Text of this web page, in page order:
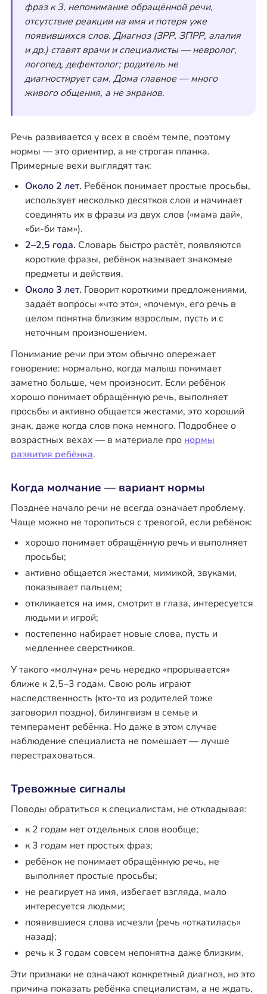
фраз к 3, непонимание обращённой речи,
отсутствие реакции на имя и потеря уже
появившихся слов. Диагноз (ЗРР, ЗПРР, алалия
и др.) ставят врачи и специалисты — невролог,
логопед, дефектолог; родитель не
диагностирует сам. Дома главное — много
живого общения, а не экранов.
Речь развивается у всех в своём темпе, поэтому
нормы — это ориентир, а не строгая планка.
Примерные вехи выглядят так:
Около 2 лет. Ребёнок понимает простые просьбы,
использует несколько десятков слов и начинает
соединять их в фразы из двух слов («мама дай»,
«би-би там»).
2–2,5 года. Словарь быстро растёт, появляются
короткие фразы, ребёнок называет знакомые
предметы и действия.
Около 3 лет. Говорит короткими предложениями,
задаёт вопросы «что это», «почему», его речь в
целом понятна близким взрослым, пусть и с
неточным произношением.
Понимание речи при этом обычно опережает
говорение: нормально, когда малыш понимает
заметно больше, чем произносит. Если ребёнок
хорошо понимает обращённую речь, выполняет
просьбы и активно общается жестами, это хороший
знак, даже когда слов пока немного. Подробнее о
возрастных вехах — в материале про нормы
развития ребёнка.
Когда молчание — вариант нормы
Позднее начало речи не всегда означает проблему.
Чаще можно не торопиться с тревогой, если ребёнок:
хорошо понимает обращённую речь и выполняет
просьбы;
активно общается жестами, мимикой, звуками,
показывает пальцем;
откликается на имя, смотрит в глаза, интересуется
людьми и игрой;
постепенно набирает новые слова, пусть и
медленнее сверстников.
У такого «молчуна» речь нередко «прорывается»
ближе к 2,5–3 годам. Свою роль играют
наследственность (кто-то из родителей тоже
заговорил поздно), билингвизм в семье и
темперамент ребёнка. Но даже в этом случае
наблюдение специалиста не помешает — лучше
перестраховаться.
Тревожные сигналы
Поводы обратиться к специалистам, не откладывая:
к 2 годам нет отдельных слов вообще;
к 3 годам нет простых фраз;
ребёнок не понимает обращённую речь, не
выполняет простые просьбы;
не реагирует на имя, избегает взгляда, мало
интересуется людьми;
появившиеся слова исчезли (речь «откатилась»
назад);
речь к 3 годам совсем непонятна даже близким.
Эти признаки не означают конкретный диагноз, но это
причина показать ребёнка специалистам, а не ждать,